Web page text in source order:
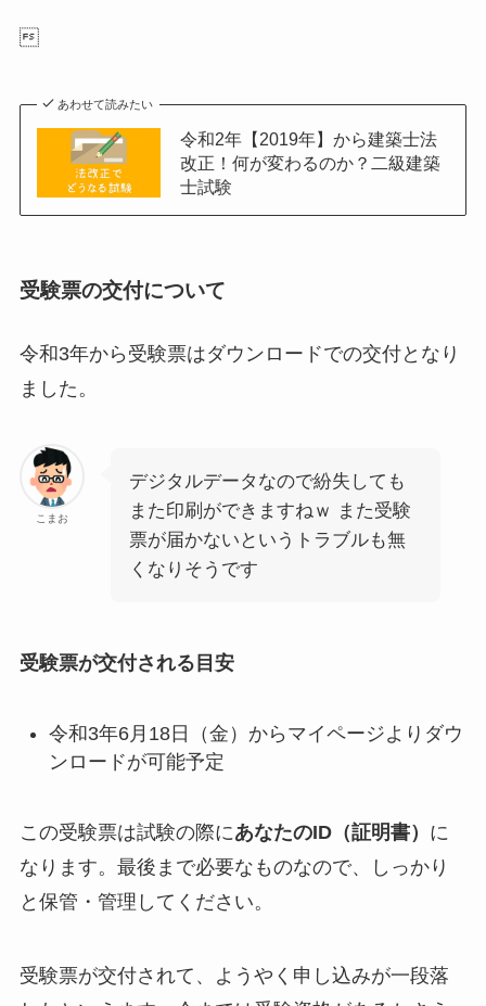
あわせて読みたい
令和2年【2019年】から建築士法
改正！何が変わるのか？二級建築
士試験
受験票の交付について
令和3年から受験票はダウンロードでの交付となり
ました。
こまお
デジタルデータなので紛失しても
また印刷ができますねｗ また受験
票が届かないというトラブルも無
くなりそうです
受験票が交付される目安
令和3年6月18日（金）からマイページよりダウ
ンロードが可能予定
この受験票は試験の際にあなたのID（証明書） に
なります。最後まで必要なものなので、しっかり
と保管・管理してください。
受験票が交付されて、ようやく申し込みが一段落